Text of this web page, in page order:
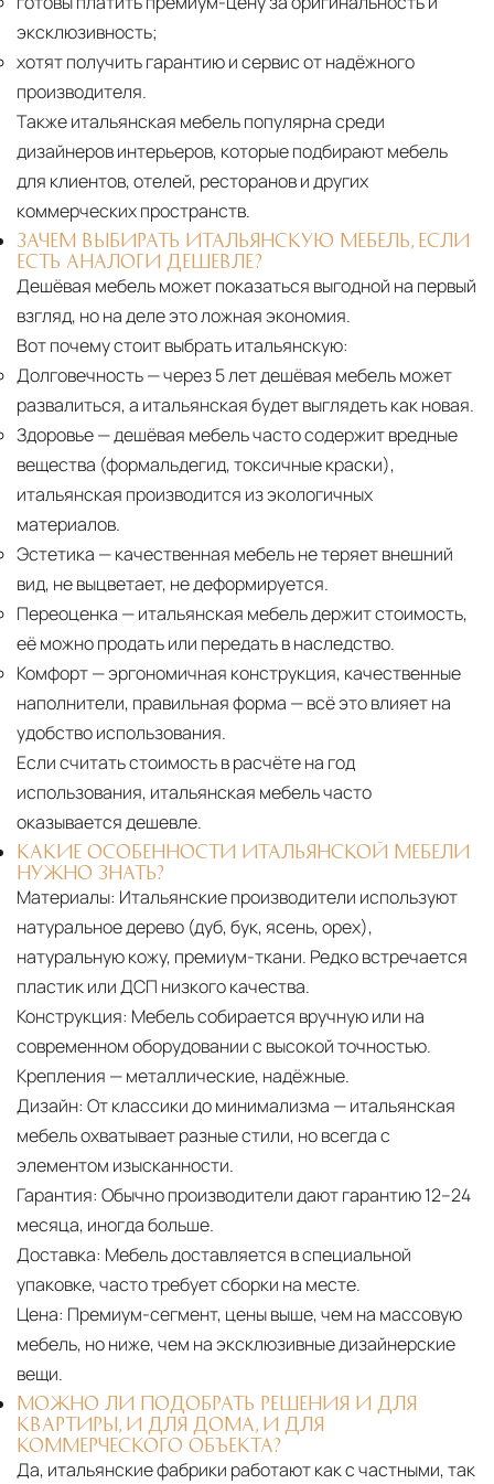
поставки застрахованы в соответствии с
международными стандартами. Клиенты могут
выбрать дополнительное страхование для
критичных партий товара.
эксклюзивность;
хотят получить гарантию и сервис от надёжного
производителя.
Также итальянская мебель популярна среди
дизайнеров интерьеров, которые подбирают мебель
для клиентов, отелей, ресторанов и других
коммерческих пространств.
ЗАЧЕМ ВЫБИРАТЬ ИТАЛЬЯНСКУЮ МЕБЕЛЬ, ЕСЛИ
ЕСТЬ АНАЛОГИ ДЕШЕВЛЕ?
Дешёвая мебель может показаться выгодной на первый
взгляд, но на деле это ложная экономия.
Вот почему стоит выбрать итальянскую:
Долговечность— через 5 лет дешёвая мебель может
развалиться, а итальянская будет выглядеть как новая.
Здоровье— дешёвая мебель часто содержит вредные
вещества (формальдегид, токсичные краски),
итальянская производится из экологичных
материалов.
Эстетика — качественная мебель не теряет внешний
вид, не выцветает, не деформируется.
Переоценка — итальянская мебель держит стоимость,
её можно продать или передать в наследство.
Комфорт— эргономичная конструкция, качественные
наполнители, правильная форма — всё это влияет на
удобство использования.
Если считать стоимость в расчёте на год
использования, итальянская мебель часто
оказывается дешевле.
КАКИЕ ОСОБЕННОСТИ ИТАЛЬЯНСКОЙ МЕБЕЛИ
НУЖНО ЗНАТЬ?
Материалы: Итальянские производители используют
натуральное дерево (дуб, бук, ясень, орех),
натуральную кожу, премиум-ткани. Редко встречается
пластик или ДСП низкого качества.
Конструкция: Мебель собирается вручную или на
современном оборудовании с высокой точностью.
Крепления — металлические, надёжные.
Дизайн: От классики до минимализма — итальянская
мебель охватывает разные стили, но всегда с
элементом изысканности.
Гарантия: Обычно производители дают гарантию 12–24
месяца, иногда больше.
Доставка: Мебель доставляется в специальной
упаковке, часто требует сборки на месте.
Цена: Премиум-сегмент, цены выше, чем на массовую
мебель, но ниже, чем на эксклюзивные дизайнерские
вещи.
МОЖНО ЛИ ПОДОБРАТЬ РЕШЕНИЯ И ДЛЯ
КВАРТИРЫ, И ДЛЯ ДОМА, И ДЛЯ
КОММЕРЧЕСКОГО ОБЪЕКТА?
Да, итальянские фабрики работают как с частными, так